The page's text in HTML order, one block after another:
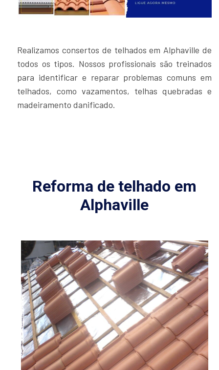
Realizamos consertos de telhados em Alphaville de
todos os tipos. Nossos profissionais são treinados
para identificar e reparar problemas comuns em
telhados, como vazamentos, telhas quebradas e
madeiramento danificado.
Reforma de telhado em
Alphaville